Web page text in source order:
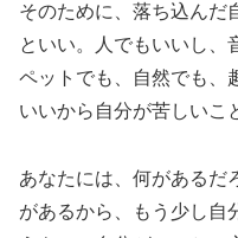
そのために、落ち込んだ
といい。人でもいいし、
ペットでも、自然でも、
いいから自分が苦しいこ
あなたには、何がある
があるから、もう少し自